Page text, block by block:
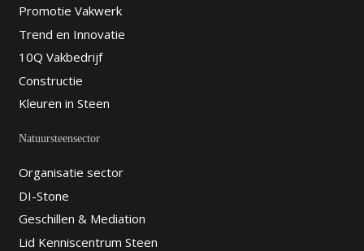
Promotie Vakwerk
Trend en Innovatie
10Q Vakbedrijf
Constructie
Kleuren in Steen
Natuursteensector
Organisatie sector
DI-Stone
Geschillen & Mediation
Lid Kenniscentrum Steen